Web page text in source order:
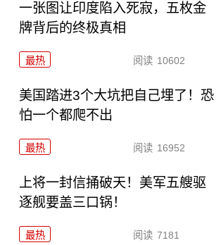
一张图让印度陷入死寂，五枚金
牌背后的终极真相
最热 阅读 10602
美国踏进3个大坑把自己埋了！恐
怕一个都爬不出
最热 阅读 16952
上将一封信捅破天！美军五艘驱
逐舰要盖三口锅！
最热 阅读 7181